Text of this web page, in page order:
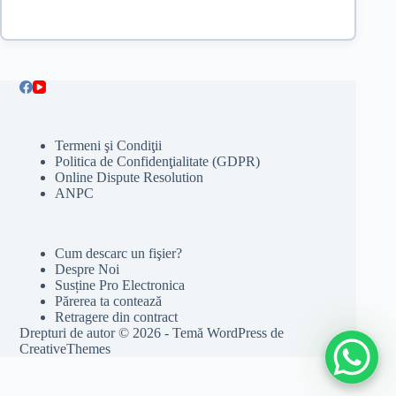
Termeni şi Condiţii
Politica de Confidenţialitate (GDPR)
Online Dispute Resolution
ANPC
Cum descarc un fişier?
Despre Noi
Susține Pro Electronica
Părerea ta contează
Retragere din contract
Drepturi de autor © 2026 - Temă WordPress de
CreativeThemes